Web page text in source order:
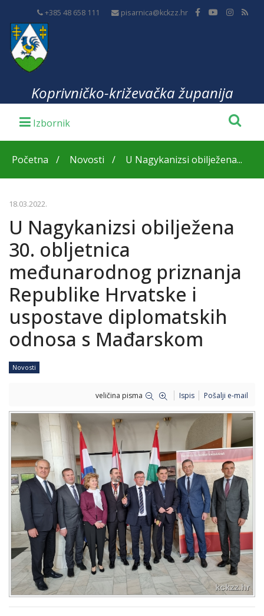
+385 48 658 111 pisarnica@kckzz.hr
Koprivničko-križevačka županija
Početna Novosti U Nagykanizsi obilježena...
18.03.2022.
U Nagykanizsi obilježena
30. obljetnica
međunarodnog priznanja
Republike Hrvatske i
uspostave diplomatskih
odnosa s Mađarskom
Novosti
veličina pisma Ispis Pošalji e-mail